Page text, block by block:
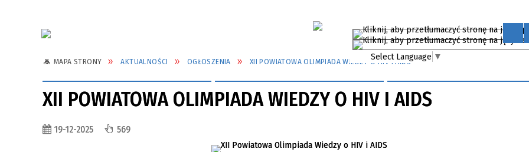
Select Language ▼
MAPA STRONY AKTUALNOŚCI OGŁOSZENIA XII POWIATOWA OLIMPIADA WIEDZY O HIV I AIDS
XII POWIATOWA OLIMPIADA WIEDZY O HIV I AIDS
19-12-2025 569